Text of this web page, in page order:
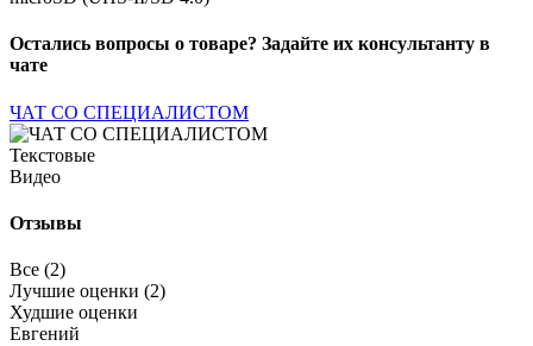
Остались вопросы о товаре? Задайте их консультанту в
чате
ЧАТ СО СПЕЦИАЛИСТОМ
Текстовые
Видео
Отзывы
Все (2)
Лучшие оценки (2)
Худшие оценки
Евгений